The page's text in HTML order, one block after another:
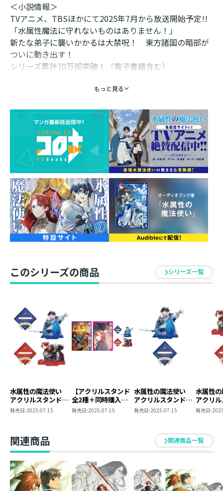
＜小説情報＞
TVアニメ、TBSほかにて2025年7月から放送開始予定!!
「水属性魔法に守れないものはありません！」
新たな弟子に襲いかかるは大禁呪！ 東方諸国の暗部が
ついに動き出す！
シリーズ累計70万部突破！（電子書籍含む）
グルを闊歩していた。絶対に通り抜けられない魔の森も
なんのその。黄金の竜王に出会ったり茶々を入れ合った
りしているうち、気付けばボスンター国の街ミファソシ
に到着。中央諸国へ帰る新たな伝手を得るべく、貴人の
娘ミーファに剣を教えることに。新たな弟子は、東方諸
国を束ねる超大国・ダーウェイの王家に輿入れする主の
ため腕を磨く天才だ。屋敷に逗留し、二人を慕う少女に
剣術やバイオリンの稽古をつける最中――鮮やかな光が空を
切り裂いた！ 数千体もの魔物を召喚する大禁呪が街に
放たれたのだ。王国暗部に秘されたその術はどうやら彼
女を標的にしていて……？
「水属性魔法に守れないものはありません！」
の気ままな冒険譚！
原作イラストを使用した、キャラクターアクリルスタン
ドが登場！
原作小説 第二部 西方諸国編5のカバーイラストに描かれ
た、涼とアベルがアクリルスタンドに！
デスクや棚に手軽に飾ってお楽しみください！
仕様 ： 特典SS付き書籍＋アクリルスタンド1種
グッズ素材 ： アクリル
グッズサイズ ： 約H7×W10cm
発行元 ： TOブックス
著 ： 久宝忠
イラスト ： 天野 英
もっと見る
このシリーズの商品 シリーズ一覧
水属性の魔法使い
アクリルスタンド
全2種セット【特典
SS付き】
発売日:2025.07.15
【アクリルスタンド
全2種＋同時購入特
典SS付き】水属性の
魔法使い 原作小説
発売日:2025.07.15
水属性の魔法使い
アクリルスタンド
（涼）
発売日:2025.07.15
水属性
アクリ
（アベ
発売日:
関連商品 関連商品一覧